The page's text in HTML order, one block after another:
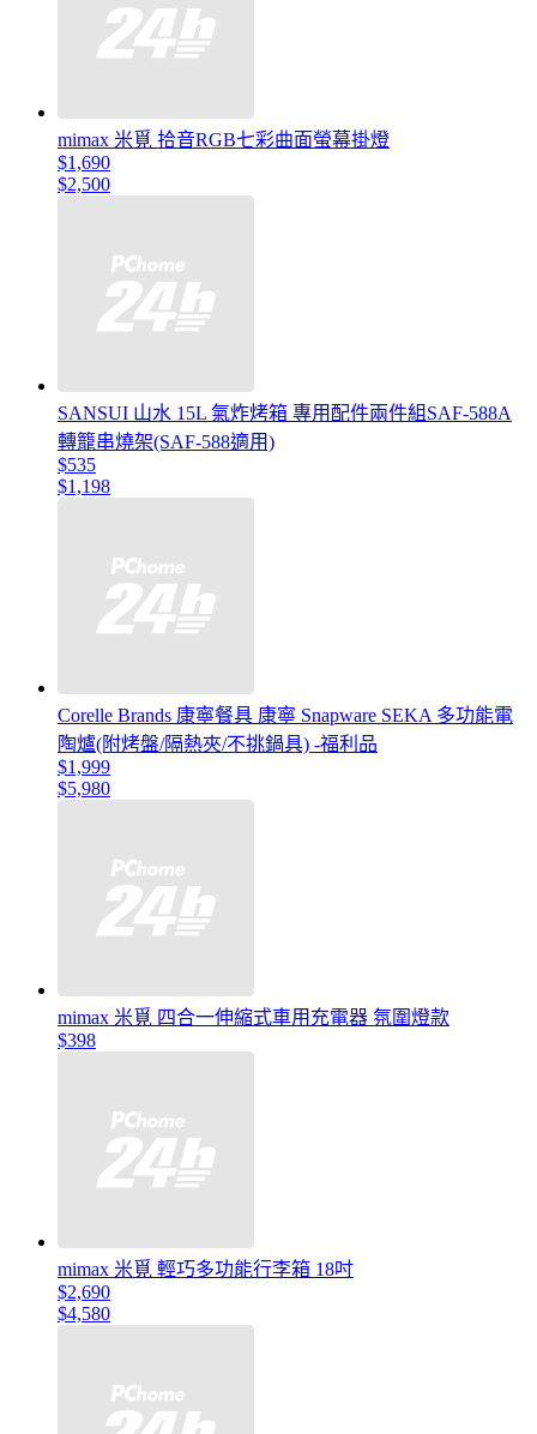
mimax 米覓 拾音RGB七彩曲面螢幕掛燈
$1,690
$2,500
SANSUI 山水 15L 氣炸烤箱 專用配件兩件組SAF-588A
轉籠串燒架(SAF-588適用)
$535
$1,198
Corelle Brands 康寧餐具 康寧 Snapware SEKA 多功能電
陶爐(附烤盤/隔熱夾/不挑鍋具) -福利品
$1,999
$5,980
mimax 米覓 四合一伸縮式車用充電器 氛圍燈款
$398
mimax 米覓 輕巧多功能行李箱 18吋
$2,690
$4,580